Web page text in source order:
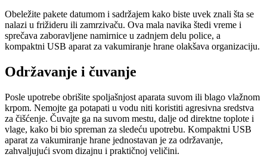
Obeležite pakete datumom i sadržajem kako biste uvek znali šta se
nalazi u frižideru ili zamrzivaču. Ova mala navika štedi vreme i
sprečava zaboravljene namirnice u zadnjem delu police, a
kompaktni USB aparat za vakumiranje hrane olakšava organizaciju.
Održavanje i čuvanje
Posle upotrebe obrišite spoljašnjost aparata suvom ili blago vlažnom
krpom. Nemojte ga potapati u vodu niti koristiti agresivna sredstva
za čišćenje. Čuvajte ga na suvom mestu, dalje od direktne toplote i
vlage, kako bi bio spreman za sledeću upotrebu. Kompaktni USB
aparat za vakumiranje hrane jednostavan je za održavanje,
zahvaljujući svom dizajnu i praktičnoj veličini.